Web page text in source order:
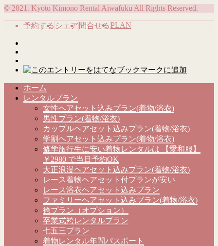
© 2021. Kyoto Kimono Rental Aiwafuku All Rights Reserved.
予約する シェア 問合せるPLAN
ホーム
レンタルプラン
女性ヘアセット込みプラン(着物/浴衣)
男性プラン(着物/浴衣)
カップルヘアセット込みプラン(着物/浴衣)
学割ヘアセット込みプラン(着物/浴衣)
修学旅行生に安い着物レンタルは 【愛和服】
￥2980 で当日予約OK
大正浪漫ヘアセット込みプラン(着物/浴衣)
レース着物ヘアセット付プランが安い
レース浴衣ヘアセット込みプラン
ファミリーヘアセット込みプラン(着物/浴衣)
袴プラン（オプション）
卒業式袴レンタルプラン
七五三プラン
着物レンタル年間パスポート